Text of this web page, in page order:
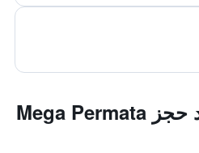
الأسئلة الشائعة عند حجز Mega Permata